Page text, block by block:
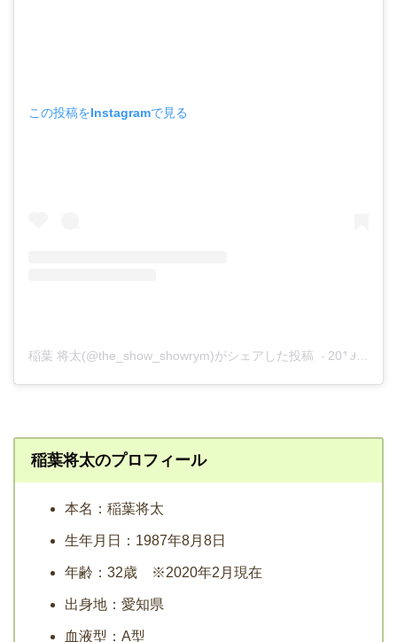
この投稿をInstagramで見る
稲葉 将太(@the_show_showrym)がシェアした投稿 – 2019年 7月月26日午後8時18分PDT
稲葉将太のプロフィール
本名：稲葉将太
生年月日：1987年8月8日
年齢：32歳 ※2020年2月現在
出身地：愛知県
血液型：A型